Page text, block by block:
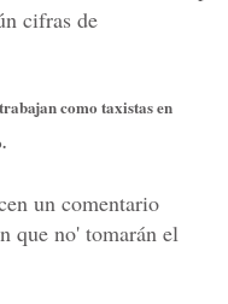
cifras de
como taxistas en
un comentario
que no' tomarán el